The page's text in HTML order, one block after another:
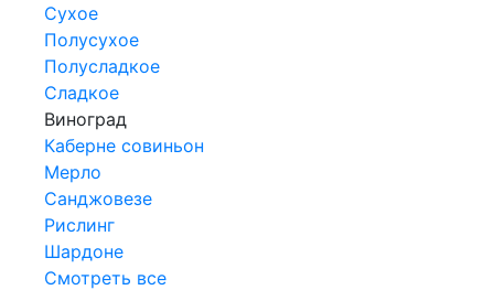
Сухое
Полусухое
Полусладкое
Сладкое
Виноград
Каберне совиньон
Мерло
Санджовезе
Рислинг
Шардоне
Смотреть все